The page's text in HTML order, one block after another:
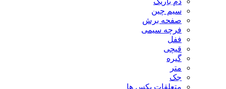
سیم چین
صفحه برش
فرچه سیمی
ففل
قیچی
گیره
متر
جک
متعلقات بکس ها